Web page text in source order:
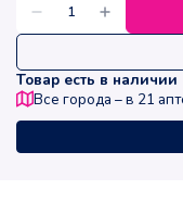
Товар есть в наличии
Все города – в 21